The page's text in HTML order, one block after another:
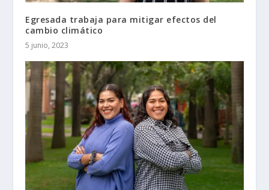
Egresada trabaja para mitigar efectos del
cambio climático
5 junio, 2023